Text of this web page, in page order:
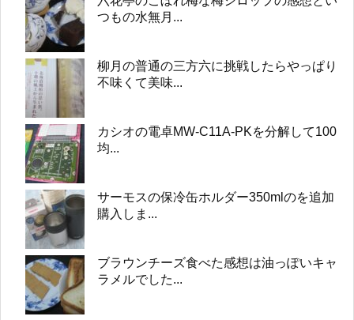
つもの水無月...
柳月の普通の三方六に挑戦したらやっぱり
不味くて美味...
カシオの電卓MW-C11A-PKを分解して100
均...
サーモスの保冷缶ホルダー350mlのを追加
購入しま...
ブラウンチーズ食べた感想は油っぽいキャ
ラメルでした...